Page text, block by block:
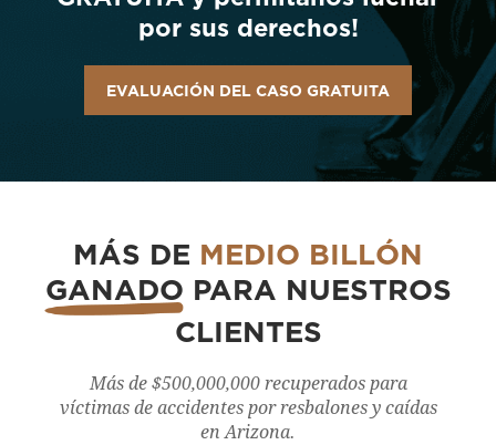
por sus derechos!
EVALUACIÓN DEL CASO GRATUITA
MÁS DE MEDIO BILLÓN
GANADO PARA NUESTROS
CLIENTES
Más de $500,000,000 recuperados para
víctimas de accidentes por resbalones y caídas
en Arizona.